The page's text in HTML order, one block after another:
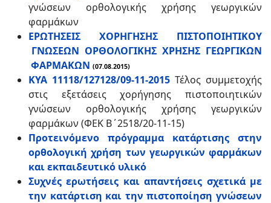
γνώσεων ορθολογικής χρήσης γεωργικών
φαρμάκων
ΕΡΩΤΗΣΕΙΣ ΧΟΡΗΓΗΣΗΣ ΠΙΣΤΟΠΟΙΗΤΙΚΟΥ
ΓΝΩΣΕΩΝ ΟΡΘΟΛΟΓΙΚΗΣ ΧΡΗΣΗΣ ΓΕΩΡΓΙΚΩΝ
ΦΑΡΜΑΚΩΝ (07.08.2015)
ΚΥΑ 11118/127128/09-11-2015 Τέλος συμμετοχής
στις εξετάσεις χορήγησης πιστοποιητικών
γνώσεων ορθολογικής χρήσης γεωργικών
φαρμάκων (ΦΕΚ Β΄2518/20-11-15)
Προτεινόμενο πρόγραμμα κατάρτισης στην
ορθολογική χρήση των γεωργικών φαρμάκων
και εκπαιδευτικό υλικό
Συχνές ερωτήσεις και απαντήσεις σχετικά με
την κατάρτιση και την πιστοποίηση γνώσεων